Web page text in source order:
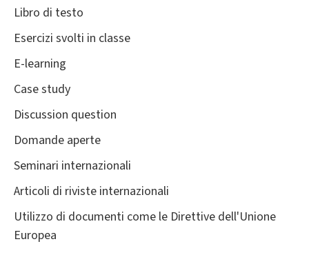
Libro di testo
Esercizi svolti in classe
E-learning
Case study
Discussion question
Domande aperte
Seminari internazionali
Articoli di riviste internazionali
Utilizzo di documenti come le Direttive dell'Unione
Europea